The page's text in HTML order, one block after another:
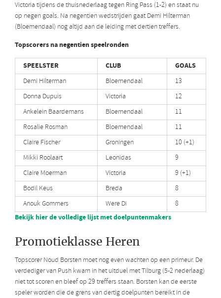
Victoria tijdens de thuisnederlaag tegen Ring Pass (1-2) en staat nu
op negen goals. Na negentien wedstrijden gaat Demi Hilterman
(Bloemendaal) nog altijd aan de leiding met dertien treffers.
Topscorers na negentien speelronden
SPEELSTER CLUB GOALS
Demi Hilterman Bloemendaal
13
Donna Dupuis
Victoria
12
Ankelein Baardemans
Bloemendaal
11
Rosalie Rosman
Bloemendaal
11
Claire Fischer
Groningen
10 (+1)
Mikki Roolaart
Leonidas
9
Claire Moerman
Victoria
9 (+1)
Bodil Keus
Breda
8
Anouk Gommers
Were Di 8
Bekijk hier de volledige lijst met doelpuntenmakers
Promotieklasse Heren
Topscorer Noud Borsten moet nog even wachten op een primeur. De
verdediger van Push kwam in het uitduel met Tilburg (5-2 nederlaag)
niet tot scoren en bleef op 29 treffers staan. Borsten kan de eerste
speler worden die de grens van dertig doelpunten bereikt in de